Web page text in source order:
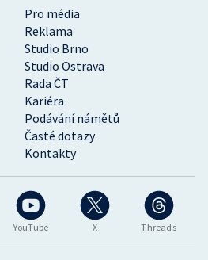
YouTube X Threads
Pro média
Reklama
Studio Brno
Studio Ostrava
Rada ČT
Kariéra
Podávání námětů
Časté dotazy
Kontakty